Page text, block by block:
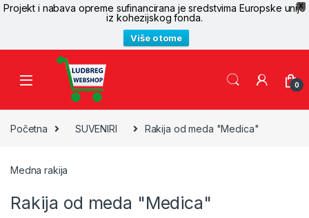
X
Projekt i nabava opreme sufinancirana je sredstvima Europske unije
iz kohezijskog fonda.
Više o tome
Skip to navigation
Skip to content
0
Početna SUVENIRI Rakija od meda "Medica"
Medna rakija
Rakija od meda "Medica"